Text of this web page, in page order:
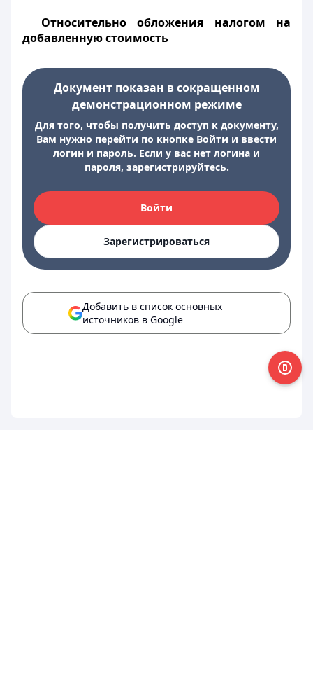
Относительно обложения налогом на
добавленную стоимость
Документ показан в сокращенном
демонстрационном режиме
Для того, чтобы получить доступ к документу,
Вам нужно перейти по кнопке Войти и ввести
логин и пароль. Если у вас нет логина и
пароля, зарегистрируйтесь.
Войти
Зарегистрироваться
Добавить в список основных
источников в Google